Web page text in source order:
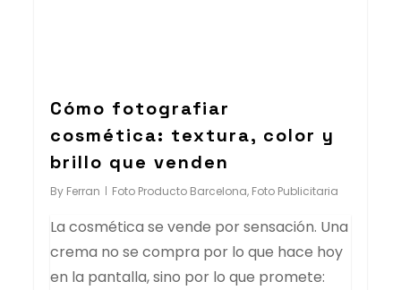
Cómo fotografiar
cosmética: textura, color y
brillo que venden
By Ferran Foto Producto Barcelona, Foto Publicitaria
La cosmética se vende por sensación. Una
crema no se compra por lo que hace hoy
en la pantalla, sino por lo que promete: